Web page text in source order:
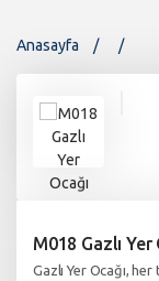
Anasayfa
M018 Gazlı Yer
Gazlı Yer Ocağı,